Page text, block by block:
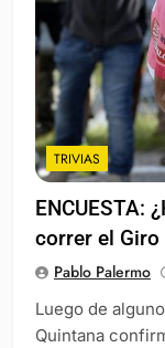
TRIVIAS
ENCUESTA:
correr el Giro
Pablo Palermo
Luego de
Quintana